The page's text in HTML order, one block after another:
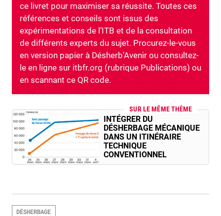
ce livret pour maximiser sa réussite. Toutes ces
références et conseils sont issus des
expérimentations de l’ITB et de la consultation
de différents experts du sujet. Procurez-le-vous
en version papier à Désherb’Avenir ou consultez-
le en ligne sur itbfr.org (rubrique Publications) ou
en scannant ce QR code.
SUR LE MÊME THÈME
INTÉGRER DU
DÉSHERBAGE MÉCANIQUE
DANS UN ITINÉRAIRE
TECHNIQUE
CONVENTIONNEL
DÉSHERBAGE